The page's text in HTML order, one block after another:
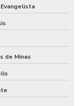
Evangelista
de Minas